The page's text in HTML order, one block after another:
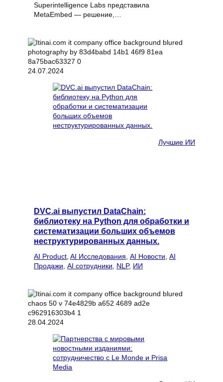
Superintelligence Labs представила
MetaEmbed — решение,…
24.07.2024
Лучшие ИИ
DVC.ai выпустил DataChain:
библиотеку на Python для обработки и
систематизации больших объемов
неструктурированных данных.
AI Product AI Исследования AI Новости AI
Продажи AI сотрудники NLP, ИИ
28.04.2024